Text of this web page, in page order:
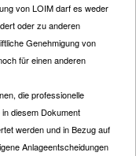
von LOIM darf es weder
oder zu anderen
Genehmigung von
für einen anderen
die professionelle
diesem Dokument
werden und in Bezug auf
Anlageentscheidungen